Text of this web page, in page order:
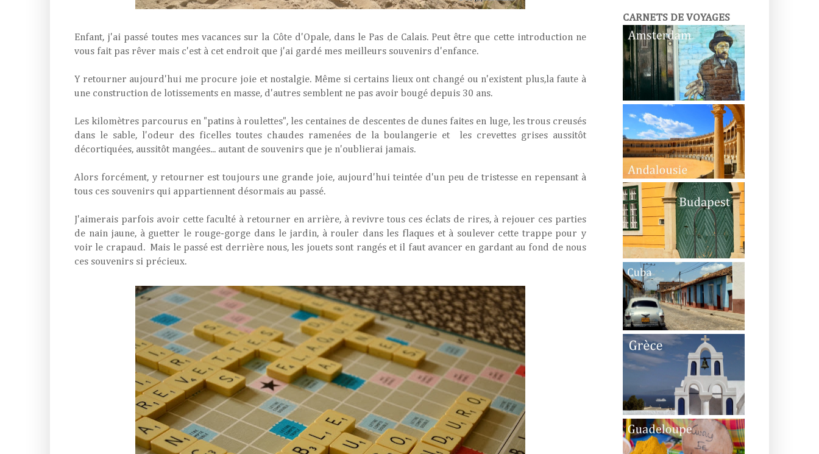
Enfant, j'ai passé toutes mes vacances sur la Côte d'Opale, dans le Pas de Calais. Peut être que cette introduction ne
vous fait pas rêver mais c'est à cet endroit que j'ai gardé mes meilleurs souvenirs d'enfance.
Y retourner aujourd'hui me procure joie et nostalgie. Même si certains lieux ont changé ou n'existent plus,la faute à
une construction de lotissements en masse, d'autres semblent ne pas avoir bougé depuis 30 ans.
Les kilomètres parcourus en "patins à roulettes", les centaines de descentes de dunes faites en luge, les trous creusés
dans le sable, l'odeur des ficelles toutes chaudes ramenées de la boulangerie et les crevettes grises aussitôt
décortiquées, aussitôt mangées... autant de souvenirs que je n'oublierai jamais.
Alors forcément, y retourner est toujours une grande joie, aujourd'hui teintée d'un peu de tristesse en repensant à
tous ces souvenirs qui appartiennent désormais au passé.
J'aimerais parfois avoir cette faculté à retourner en arrière, à revivre tous ces éclats de rires, à rejouer ces parties
de nain jaune, à guetter le rouge-gorge dans le jardin, à rouler dans les flaques et à soulever cette trappe pour y
voir le crapaud. Mais le passé est derrière nous, les jouets sont rangés et il faut avancer en gardant au fond de nous
ces souvenirs si précieux.
CARNETS DE VOYAGES